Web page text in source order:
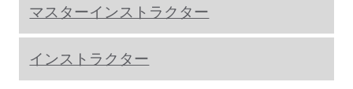
マスターインストラクター
インストラクター